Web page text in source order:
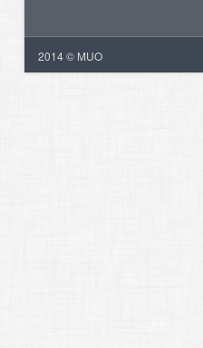
2014 © MUO